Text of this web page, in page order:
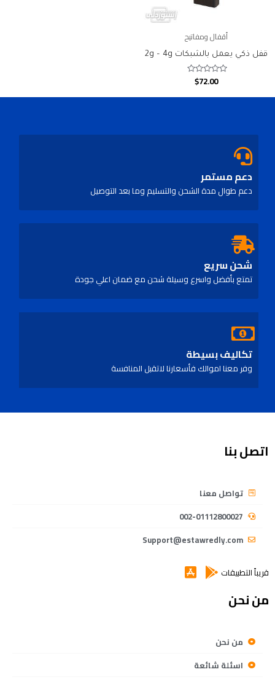
أقفال ومفاتيح
قفل ذكي يعمل بالشبكات 2g – 4g
Rated
$72.00
دعم مستمر
دعم طوال مدة الشحن والتسليم وما بعد التوصيل
شحن سريع
تمتع بأفضل واسرع وسيلة شحن مع ضمان اعلي جودة
تكاليف بسيطة
وفر معنا اموالك فأسعارنا لاتقبل المنافسة
اتصل بنا
تواصل معنا
002-01112800027
Support@estawredly.com
قريباً التطبيقات
من نحن
من نحن
اسئلة شائعة